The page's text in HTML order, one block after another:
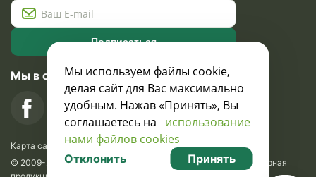
Подписаться
Мы в социальных сетях
Карта сайта
© 2009-2026 Krasavik.by. Сувениры оптом. Рекламно-сувенирная
Мы используем файлы cookie,
делая сайт для Вас максимально
удобным. Нажав «Принять», Вы
соглашаетесь на использование
нами файлов cookies
Отклонить Принять